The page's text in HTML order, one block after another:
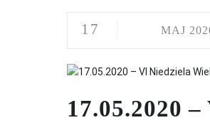
17 MAJ
17.05.2020